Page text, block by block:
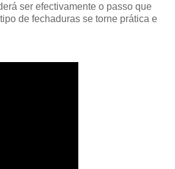
ser efectivamente o passo que
de fechaduras se torne prática e